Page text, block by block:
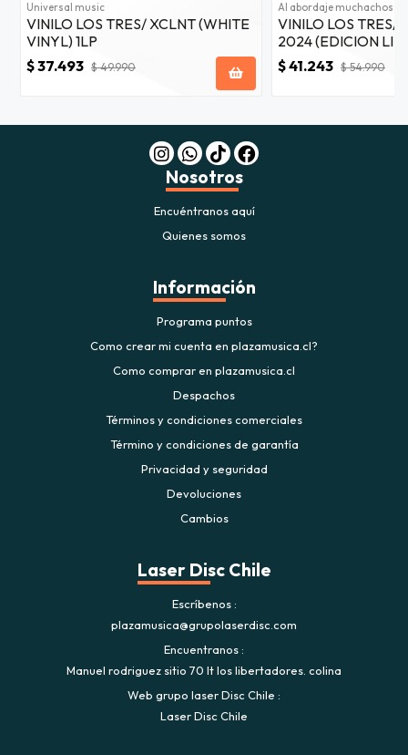
Universal music
VINILO LOS TRES/ XCLNT (WHITE
VINYL) 1LP
$ 37.493 $ 49.990
Al abordaje muchachos
VINILO LOS
2024 (EDICION
$ 41.243 $ 54.990
Nosotros
Encuéntranos aquí
Quienes somos
Información
Programa puntos
Como crear mi cuenta en plazamusica.cl?
Como comprar en plazamusica.cl
Despachos
Términos y condiciones comerciales
Término y condiciones de garantía
Privacidad y seguridad
Devoluciones
Cambios
Laser Disc Chile
Escríbenos
plazamusica@grupolaserdisc.com
Encuentranos
Manuel rodriguez sitio 70 lt los libertadores. colina
Web grupo laser Disc Chile
Laser Disc Chile